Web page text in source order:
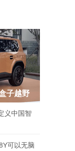
子越野
义中国智
可以无脑